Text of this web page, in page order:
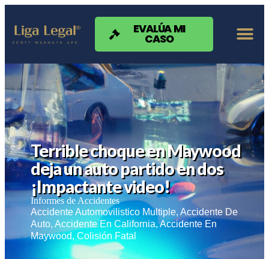
Nota:
sitio
web
sistema
accesibilidad.
EVALÚA MI
CASO
Terrible choque en Maywood
deja un auto partido en dos
¡Impactante video!
Informes de Accidentes
Accidente Automovilistico Multiple,Accidente De
Auto,Accidente En California,Accidente En
Maywood,Colisión Fatal